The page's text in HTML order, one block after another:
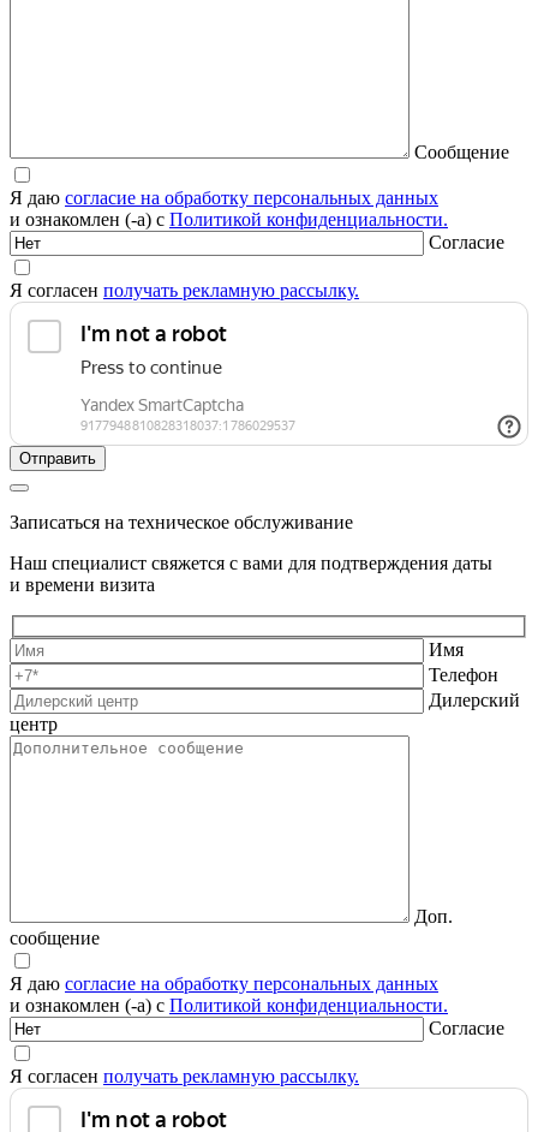
Сообщение
Я даю согласие на обработку персональных данных
и ознакомлен (-а) с Политикой конфиденциальности.
Согласие
Я согласен получать рекламную рассылку.
Записаться на техническое обслуживание
Наш специалист свяжется с вами для подтверждения даты
и времени визита
Имя
Телефон
Дилерский
центр
Доп.
сообщение
Я даю согласие на обработку персональных данных
и ознакомлен (-а) с Политикой конфиденциальности.
Согласие
Я согласен получать рекламную рассылку.